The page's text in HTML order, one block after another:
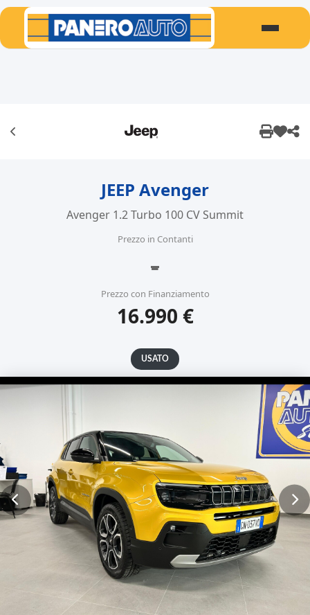
JEEP Avenger
Avenger 1.2 Turbo 100 CV Summit
Prezzo in Contanti
-
Prezzo con Finanziamento
16.990 €
USATO